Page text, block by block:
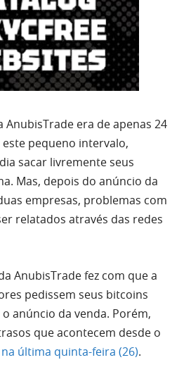
AnubisTrade era de apenas 24
pequeno intervalo,
sacar livremente seus
Mas, depois do anúncio da
empresas, problemas com
relatados através das redes
AnubisTrade fez com que a
pedissem seus bitcoins
anúncio da venda. Porém,
que acontecem desde o
última quinta-feira (26).